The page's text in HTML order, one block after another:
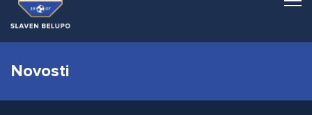
Novosti